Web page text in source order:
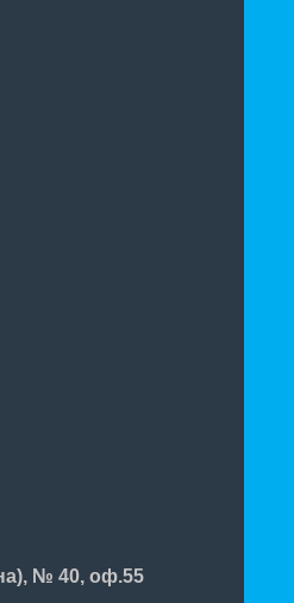
№ 40, оф.55